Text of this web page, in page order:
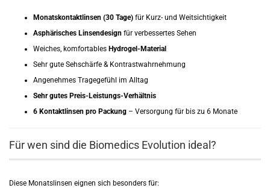
Monatskontaktlinsen (30 Tage) für Kurz- und Weitsichtigkeit
Asphärisches Linsendesign für verbessertes Sehen
Weiches, komfortables Hydrogel-Material
Sehr gute Sehschärfe & Kontrastwahrnehmung
Angenehmes Tragegefühl im Alltag
Sehr gutes Preis-Leistungs-Verhältnis
6 Kontaktlinsen pro Packung – Versorgung für bis zu 6 Monate
Für wen sind die Biomedics Evolution ideal?
Diese Monatslinsen eignen sich besonders für: